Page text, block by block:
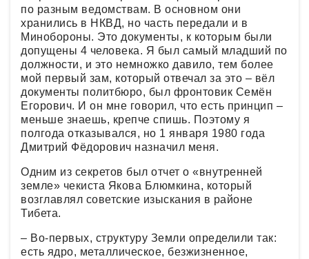
по разным ведомствам. В основном они
хранились в НКВД, но часть передали и в
Минобороны. Это документы, к которым были
допущены 4 человека. Я был самый младший по
должности, и это немножко давило, тем более
мой первый зам, который отвечал за это – вёл
документы политбюро, был фронтовик Семён
Егорович. И он мне говорил, что есть принцип –
меньше знаешь, крепче спишь. Поэтому я
полгода отказывался, но 1 января 1980 года
Дмитрий Фёдорович назначил меня.
Одним из секретов был отчет о «внутренней
земле» чекиста Якова Блюмкина, который
возглавлял советские изыскания в районе
Тибета.
– Во-первых, структуру Земли определили так:
есть ядро, металлическое, безжизненное,